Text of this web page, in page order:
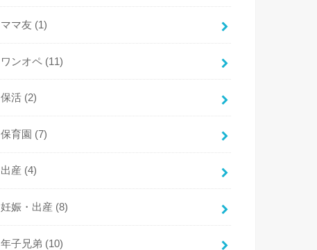
ママ友 (1)
ワンオペ (11)
保活 (2)
保育園 (7)
出産 (4)
妊娠・出産 (8)
年子兄弟 (10)